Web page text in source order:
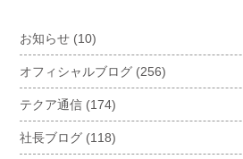
お知らせ (10)
オフィシャルブログ (256)
テクア通信 (174)
社長ブログ (118)